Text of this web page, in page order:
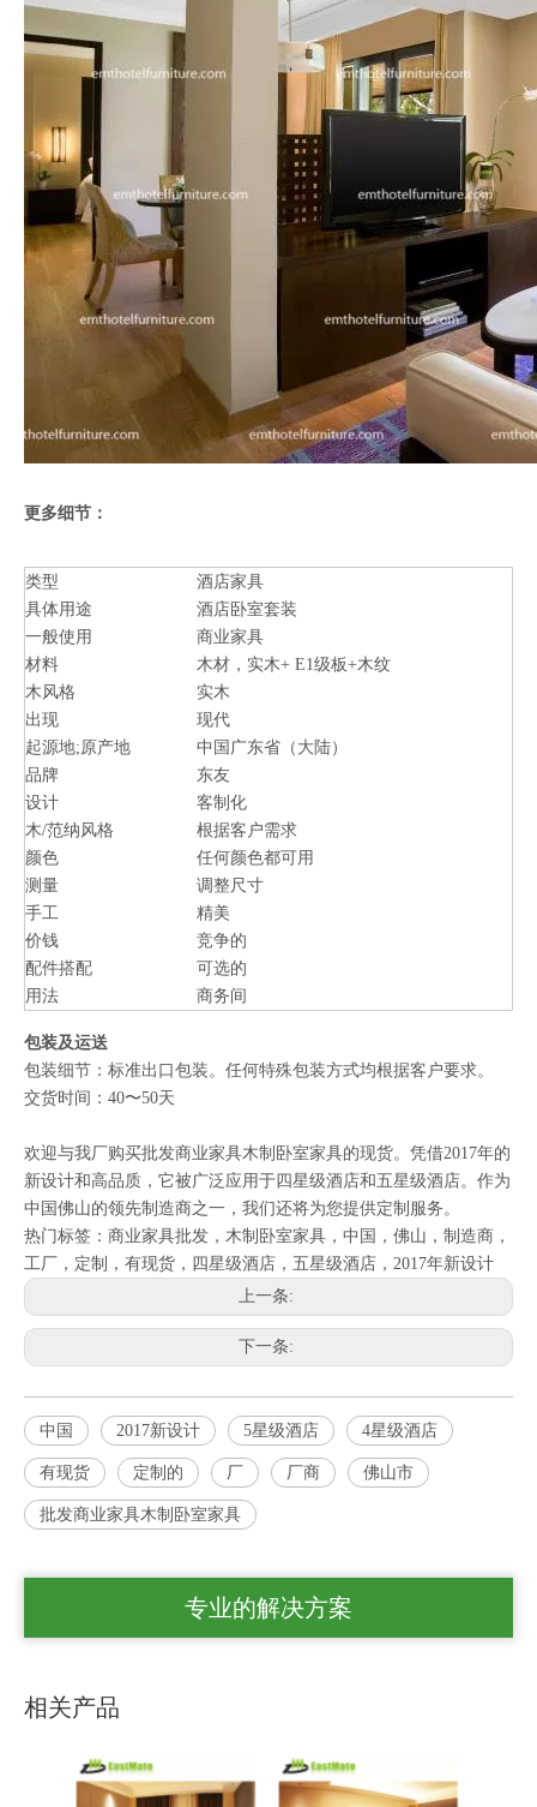
更多细节：
类型
酒店家具
具体用途
酒店卧室套装
一般使用
商业家具
材料
木材，实木+ E1级板+木纹
木风格
实木
出现
现代
起源地;原产地
中国广东省（大陆）
品牌
东友
设计
客制化
木/范纳风格
根据客户需求
颜色
任何颜色都可用
测量
调整尺寸
手工
精美
价钱
竞争的
配件搭配
可选的
用法
商务间
包装及运送
包装细节：标准出口包装。任何特殊包装方式均根据客户要求。
交货时间：40〜50天
欢迎与我厂购买批发商业家具木制卧室家具的现货。凭借2017年的
新设计和高品质，它被广泛应用于四星级酒店和五星级酒店。作为
中国佛山的领先制造商之一，我们还将为您提供定制服务。
热门标签：商业家具批发，木制卧室家具，中国，佛山，制造商，
工厂，定制，有现货，四星级酒店，五星级酒店，2017年新设计
上一条:
下一条:
中国 2017新设计 5星级酒店 4星级酒店
有现货 定制的 厂 厂商 佛山市
批发商业家具木制卧室家具
专业的解决方案
相关产品